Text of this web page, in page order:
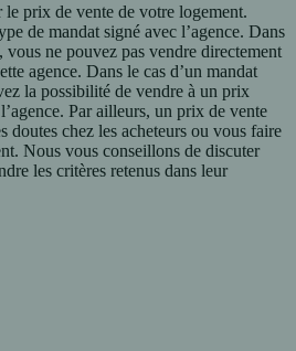
prix de vente de votre logement.
de mandat signé avec l’agence. Dans
vous ne pouvez pas vendre directement
agence. Dans le cas d’un mandat
la possibilité de vendre à un prix
Par ailleurs, un prix de vente
doutes chez les acheteurs ou vous faire
Nous vous conseillons de discuter
les critères retenus dans leur